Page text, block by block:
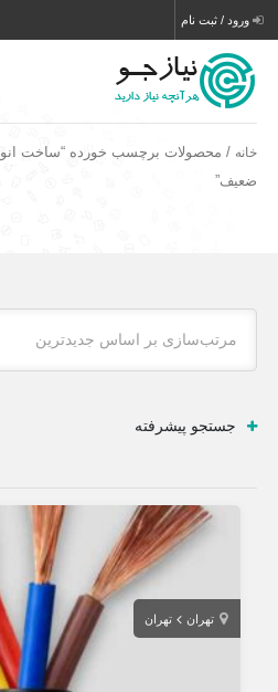
ورود / ثبت نام
خانه / محصولات برچسب خورده “ساخت
ضعیف”
مرتب‌سازی بر اساس جدیدترین
جستجو پیشرفته
تهران تهران